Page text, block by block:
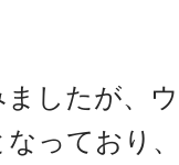
したが、
っており